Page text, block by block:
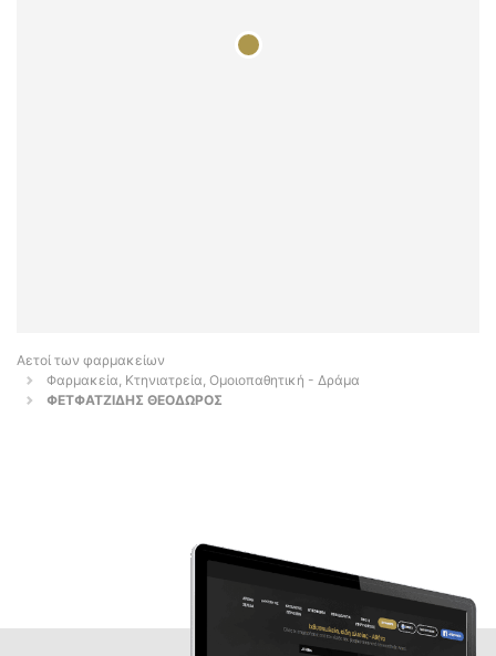
Αετοί των φαρμακείων
Φαρμακεία, Κτηνιατρεία, Ομοιοπαθητική - Δράμα
ΦΕΤΦΑΤΖΙΔΗΣ ΘΕΟΔΩΡΟΣ